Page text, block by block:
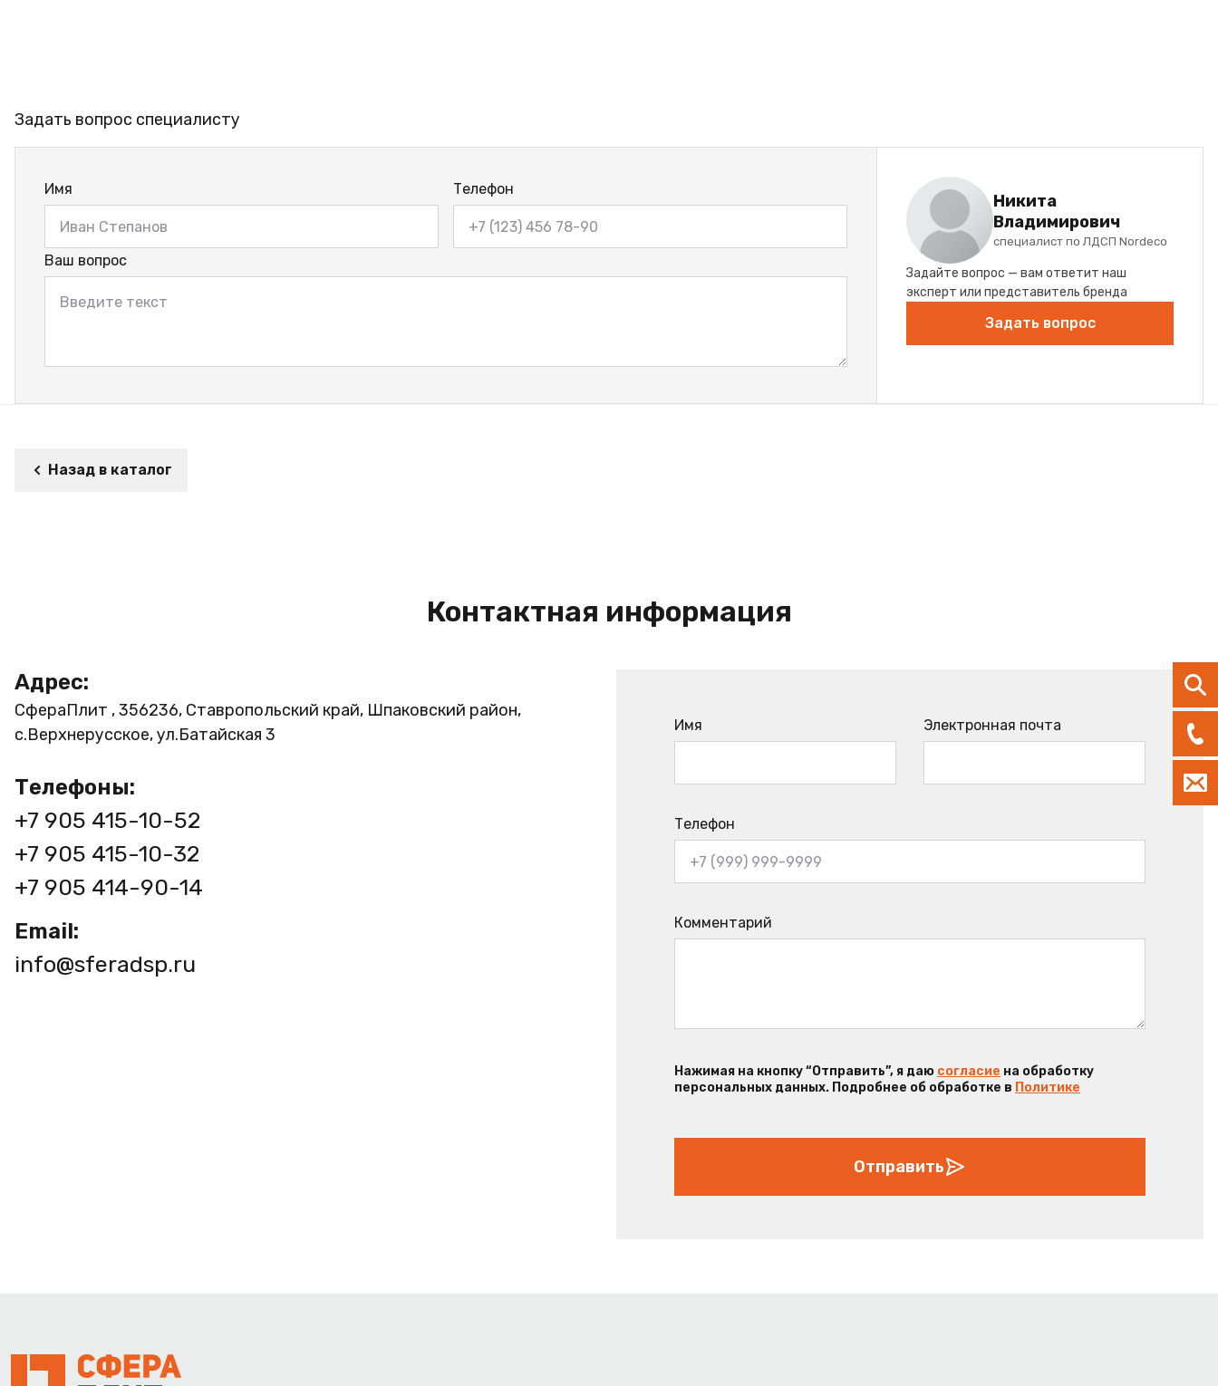
Задать вопрос специалисту
Имя Телефон
Ваш вопрос
Никита
Владимирович
специалист по ЛДСП Nordeco
Задайте вопрос — вам ответит наш
эксперт или представитель бренда
Задать вопрос
Назад в каталог
Контактная информация
Адрес:
СфераПлит , 356236, Ставропольский край, Шпаковский район,
с.Верхнерусское, ул.Батайская 3
Телефоны:
+7 905 415-10-52
+7 905 415-10-32
+7 905 414-90-14
Email:
info@sferadsp.ru
Имя Электронная почта
Телефон
Комментарий
Нажимая на кнопку “Отправить”, я даю согласие на обработку
персональных данных. Подробнее об обработке в Политике
Отправить